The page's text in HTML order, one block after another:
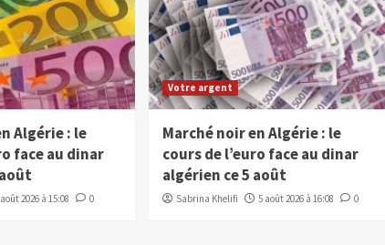
Algérie : le
face au dinar
2026 à 15:08 0
Votre argent
Marché noir en Algérie : le
cours de l’euro face au dinar
algérien ce 5 août
Sabrina Khelifi 5 août 2026 à 16:08 0